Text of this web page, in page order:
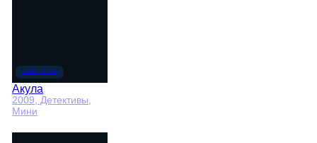
Акула
2009, Детективы,
Мини